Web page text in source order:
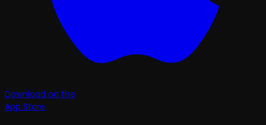
Download on the
App Store